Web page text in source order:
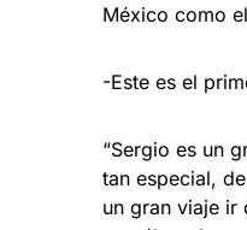
México como
-Este es el
“Sergio es un
tan especial,
un gran viaje ir